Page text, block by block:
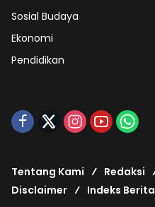
Sosial Budaya
Ekonomi
Pendidikan
Tentang Kami Redaksi
Disclaimer
Indeks Berita